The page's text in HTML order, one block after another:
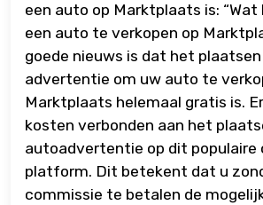
een auto op Marktplaats is:
een auto te verkopen op
goede nieuws is dat het
advertentie om uw auto te
Marktplaats helemaal gratis is.
kosten verbonden aan het
autoadvertentie op dit populaire
platform. Dit betekent dat u
commissie te betalen de